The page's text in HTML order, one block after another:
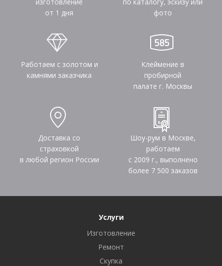
от 1 дня
фото
Работаем с золотом и
камнями заказчика
Клеймение в
пробирной
палате г. Москвы
Доставка со
страховкой
в любой регион России
Шоу-рум в Москве,
работаем
с 2009 г., выполнено
более 7 500 заказов
Услуги
Изготовление
Ремонт
Скупка